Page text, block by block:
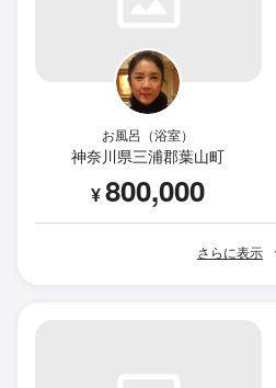
お風呂（浴室）
神奈川県三浦郡葉山町
¥800,000
さらに表示